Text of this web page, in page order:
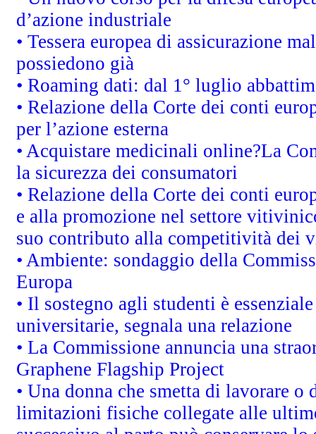
d’azione industriale
• Tessera europea di assicurazione
possiedono già
• Roaming dati: dal 1° luglio
• Relazione della Corte dei conti
per l’azione esterna
• Acquistare medicinali online?La
la sicurezza dei consumatori
• Relazione della Corte dei conti
e alla promozione nel settore
suo contributo alla competitività dei
• Ambiente: sondaggio della
Europa
• Il sostegno agli studenti è
universitarie, segnala una relazione
• La Commissione annuncia una
Graphene Flagship Project
• Una donna che smetta di lavorare
limitazioni fisiche collegate alle